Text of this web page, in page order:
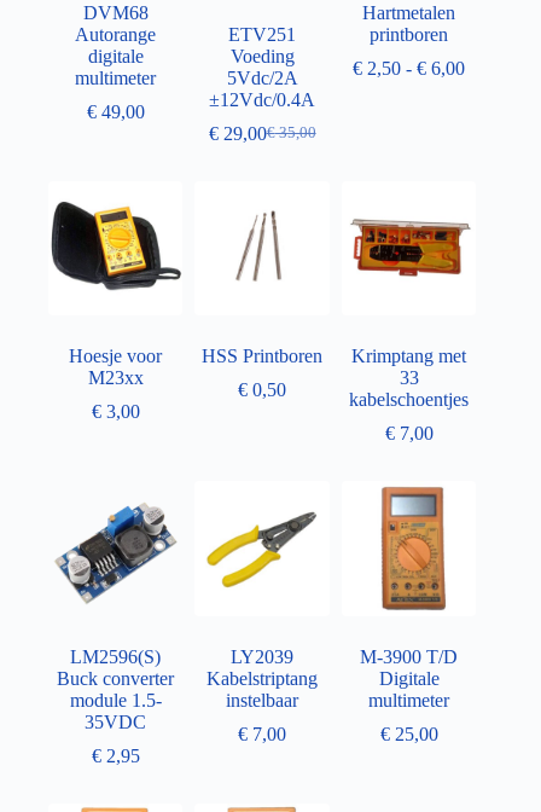
DVM68
Autorange
digitale
multimeter
€49,00
ETV251
Voeding
5Vdc/2A
±12Vdc/0.4A
€35,00
€29,00
Hartmetalen
printboren
€ 2,50 - € 6,00
Hoesje voor
M23xx
€3,00
HSS Printboren
€ 0,50
Krimptang met
33
kabelschoentjes
€7,00
LM2596(S)
Buck converter
module 1.5-
35VDC
€2,95
LY2039
Kabelstriptang
instelbaar
€ 7,00
M-3900 T/D
Digitale
multimeter
€25,00